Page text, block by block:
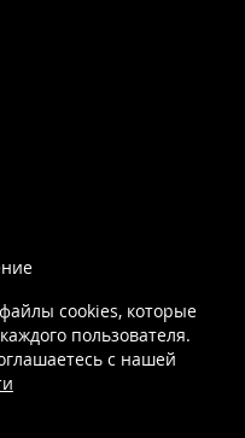
cookies, которые
пользователя.
c нашей